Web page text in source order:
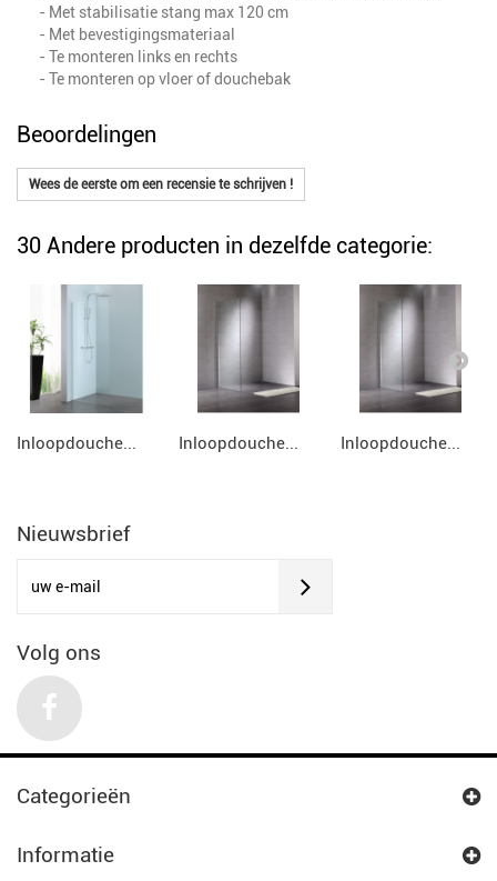
- Met stabilisatie stang max 120 cm
- Met bevestigingsmateriaal
- Te monteren links en rechts
- Te monteren op vloer of douchebak
Beoordelingen
Wees de eerste om een recensie te schrijven !
30 Andere producten in dezelfde categorie:
Inloopdouche... Inloopdouche... Inloopdouche...
Nieuwsbrief
Volg ons
Categorieën
Informatie